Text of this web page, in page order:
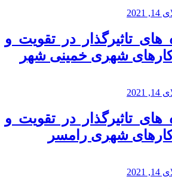
2021
تاثیرگذار در تقویت و
شهری خمینی شهر
2021
تاثیرگذار در تقویت و
شهری رامسر
2021